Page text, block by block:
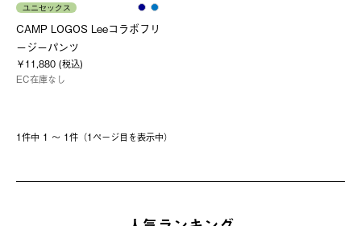
ユニセックス
CAMP LOGOS Leeコラボフリ
ージーパンツ
￥11,880 (税込)
EC在庫なし
1件中 1 〜 1件（1ページ⽬を表⽰中）